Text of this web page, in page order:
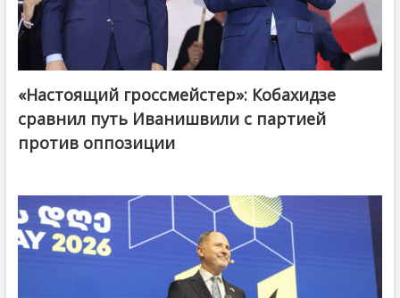
@ქართული ოცნება / Georgian Dream
«Настоящий гроссмейстер»: Кобахидзе
сравнил путь Иванишвили с партией
против оппозиции